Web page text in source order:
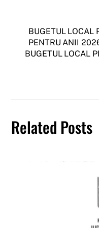
BUGETUL LOCAL
PENTRU ANII
BUGETUL LOCAL
Related Posts